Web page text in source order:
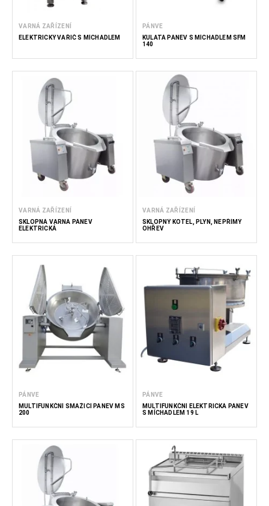
VARNÁ ZAŘÍZENÍ
ELEKTRICKÝ VAŘIČ S MÍCHADLEM
PÁNVE
KULATÁ PÁNEV S MÍCHADLEM SFM
140
VARNÁ ZAŘÍZENÍ
SKLOPNÁ VARNÁ PÁNEV
ELEKTRICKÁ
VARNÁ ZAŘÍZENÍ
SKLOPNÝ KOTEL, PLYN, NEPŘÍMÝ
OHŘEV
PÁNVE
MULTIFUNKČNÍ SMAŽICÍ PÁNEV MS
200
PÁNVE
MULTIFUNKČNÍ ELEKTRICKÁ PÁNEV
S MÍCHADLEM 19 L